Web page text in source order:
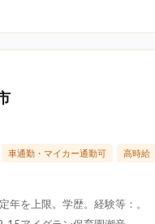
車通勤・マイカー通勤可 高時給
年を上限。学歴。経験等：。